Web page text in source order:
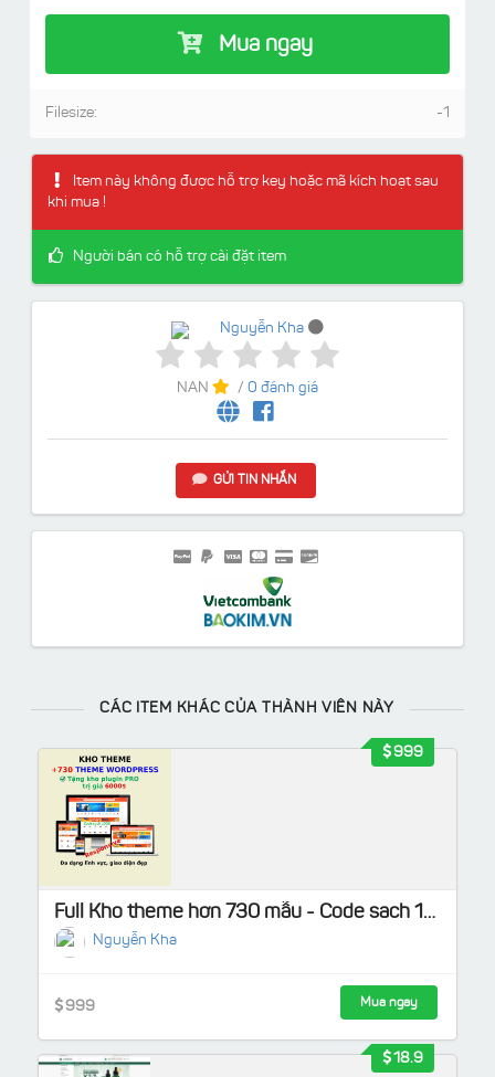
Mua ngay
-1
Filesize:
Item này không được hỗ trợ key hoặc mã kích hoạt sau
khi mua !
Người bán có hỗ trợ cài đặt item
Nguyễn Kha
NAN / 0 đánh giá
GỬI TIN NHẮN
CÁC ITEM KHÁC CỦA THÀNH VIÊN NÀY
Full Kho theme hơn 730 mẫu - Code sach 100%, Tặng kho Plugin Pro
Nguyễn Kha
999 Mua ngay
999
18.9